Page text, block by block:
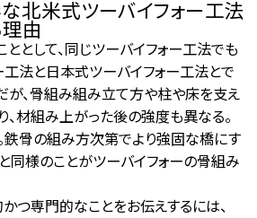
北米式ツーバイフォー工法
由
として、同じツーバイフォー工法でも
法と日本式ツーバイフォー工法とで
が、骨組み組み立て方や柱や床を支え
材組み上がった後の強度も異なる。
鉄骨の組み方次第でより強固な橋にす
同様のことがツーバイフォーの骨組み
つ専門的なことをお伝えするには、